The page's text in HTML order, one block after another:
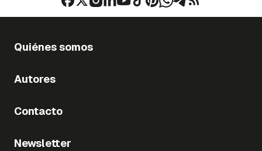
Quiénes somos
Autores
Contacto
Newsletter